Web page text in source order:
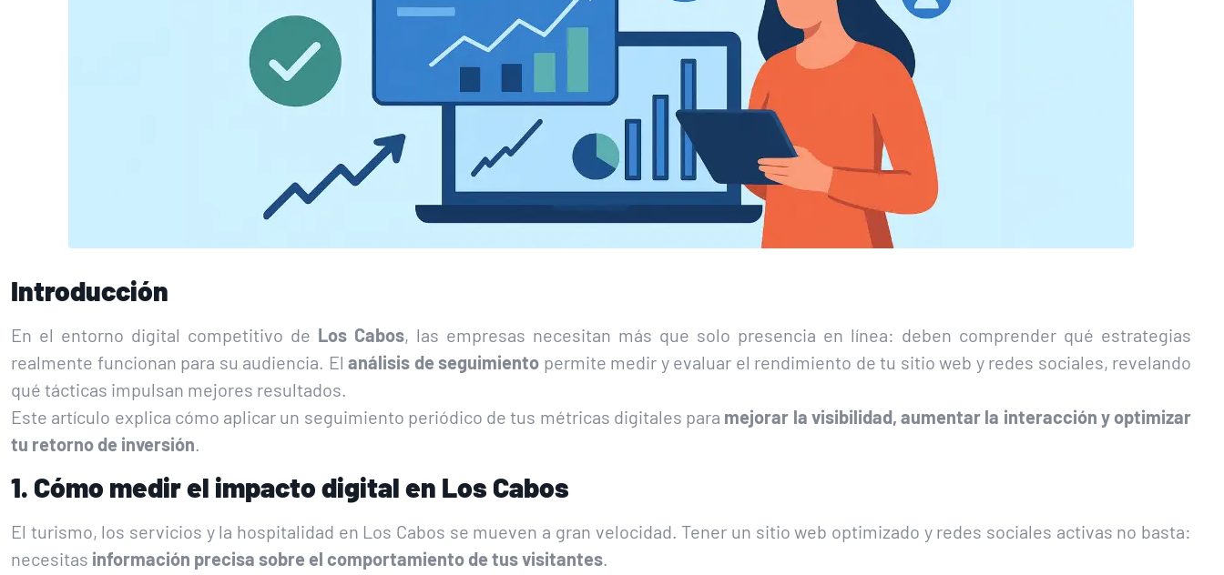
Introducción
En el entorno digital competitivo de Los Cabos, las empresas necesitan más que solo presencia en línea: deben comprender qué estrategias
realmente funcionan para su audiencia. El análisis de seguimiento permite medir y evaluar el rendimiento de tu sitio web y redes sociales, revelando
qué tácticas impulsan mejores resultados.
Este artículo explica cómo aplicar un seguimiento periódico de tus métricas digitales para mejorar la visibilidad, aumentar la interacción y optimizar
tu retorno de inversión
1. Cómo medir el impacto digital en Los Cabos
El turismo, los servicios y la hospitalidad en Los Cabos se mueven a gran velocidad. Tener un sitio web optimizado y redes sociales activas no basta:
necesitas información precisa sobre el comportamiento de tus visitantes.